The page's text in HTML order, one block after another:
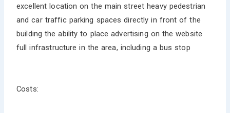
excellent location on the main street heavy pedestrian
and car traffic parking spaces directly in front of the
building the ability to place advertising on the website
full infrastructure in the area, including a bus stop
Costs: